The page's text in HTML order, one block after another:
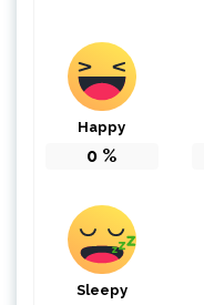
Happy
0 %
Sleepy